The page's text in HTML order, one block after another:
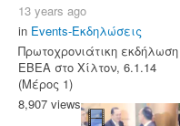
13 years ago
in Events-Εκδηλώσεις
Πρωτοχρονιάτικη εκδήλωση
ΕΒΕΑ στο Χίλτον, 6.1.14
(Μέρος 1)
8,907 views